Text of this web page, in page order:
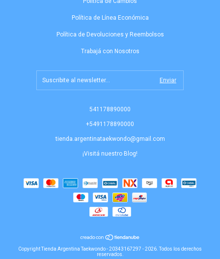
Política de Línea Económica
Política de Devoluciones y Reembolsos
Trabajá con Nosotros
541178890000
+5491178890000
tienda.argentinataekwondo@gmail.com
¡Visitá nuestro Blog!
Copyright Tienda Argentina Taekwondo - 20343167297 - 2026. Todos los derechos
reservados.